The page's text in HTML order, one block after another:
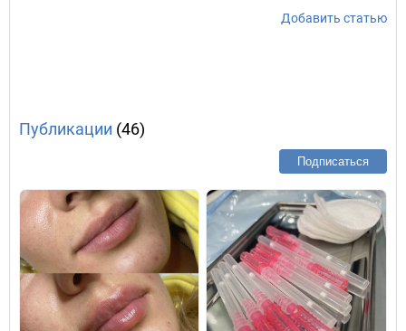
Добавить статью
Публикации (46)
Подписаться